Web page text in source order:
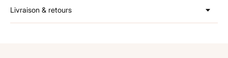
Livraison & retours